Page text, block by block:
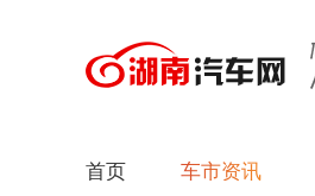
首页 车市资讯